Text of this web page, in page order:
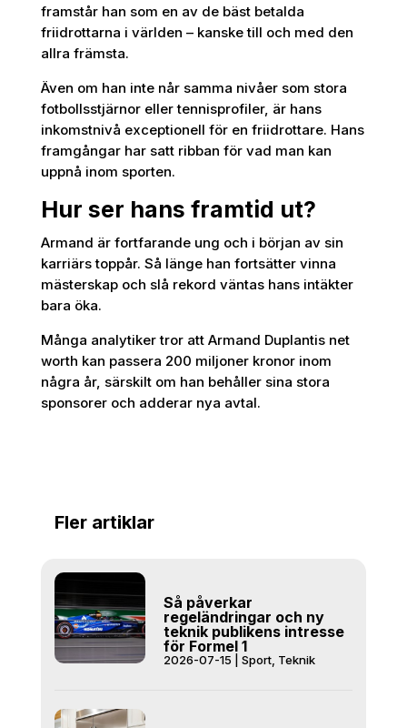
framstår han som en av de bäst betalda
friidrottarna i världen – kanske till och med den
allra främsta.
Även om han inte når samma nivåer som stora
fotbollsstjärnor eller tennisprofiler, är hans
inkomstnivå exceptionell för en friidrottare. Hans
framgångar har satt ribban för vad man kan
uppnå inom sporten.
Hur ser hans framtid ut?
Armand är fortfarande ung och i början av sin
karriärs toppår. Så länge han fortsätter vinna
mästerskap och slå rekord väntas hans intäkter
bara öka.
Många analytiker tror att Armand Duplantis net
worth kan passera 200 miljoner kronor inom
några år, särskilt om han behåller sina stora
sponsorer och adderar nya avtal.
Fler artiklar
Så påverkar
regeländringar och ny
teknik publikens intresse
för Formel 1
2026-07-15 Sport, Teknik